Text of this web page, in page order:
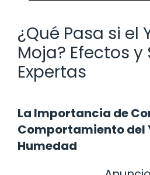
¿Qué Pasa si el
Moja? Efectos
Expertas
La Importancia de
Comportamiento del
Humedad